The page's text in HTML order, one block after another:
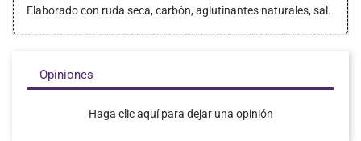
Elaborado con ruda seca, carbón, aglutinantes naturales, sal.
Opiniones
Haga clic aquí para dejar una opinión